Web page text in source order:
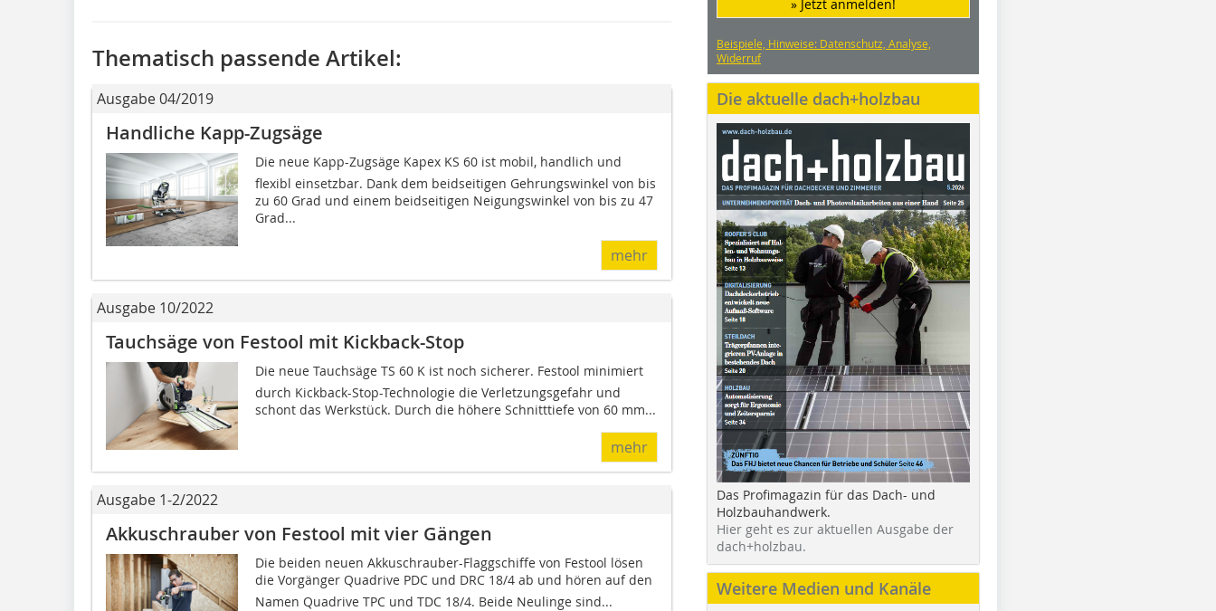
Thematisch passende Artikel:
Ausgabe 04/2019
Handliche Kapp-Zugsäge
Die neue Kapp-Zugsäge Kapex KS 60 ist mobil, handlich und
flexibl einsetzbar. Dank dem beidseitigen Gehrungswinkel von bis
zu 60 Grad und einem beidseitigen Neigungswinkel von bis zu 47
Grad...
mehr
Ausgabe 10/2022
Tauchsäge von Festool mit Kickback-Stop
Die neue Tauchsäge TS 60 K ist noch sicherer. Festool minimiert
durch Kickback-Stop-Technologie die Verletzungsgefahr und
schont das Werkstück. Durch die höhere Schnitttiefe von 60 mm...
mehr
Ausgabe 1-2/2022
Akkuschrauber von Festool mit vier Gängen
Die beiden neuen Akkuschrauber-Flaggschiffe von Festool lösen
die Vorgänger Quadrive PDC und DRC 18/4 ab und hören auf den
Namen Quadrive TPC und TDC 18/4. Beide Neulinge sind...
» Jetzt anmelden!
Beispiele, Hinweise: Datenschutz, Analyse,
Widerruf
Die aktuelle dach+holzbau
Das Profimagazin für das Dach- und
Holzbauhandwerk.
Hier geht es zur aktuellen Ausgabe der
dach+holzbau.
Weitere Medien und Kanäle